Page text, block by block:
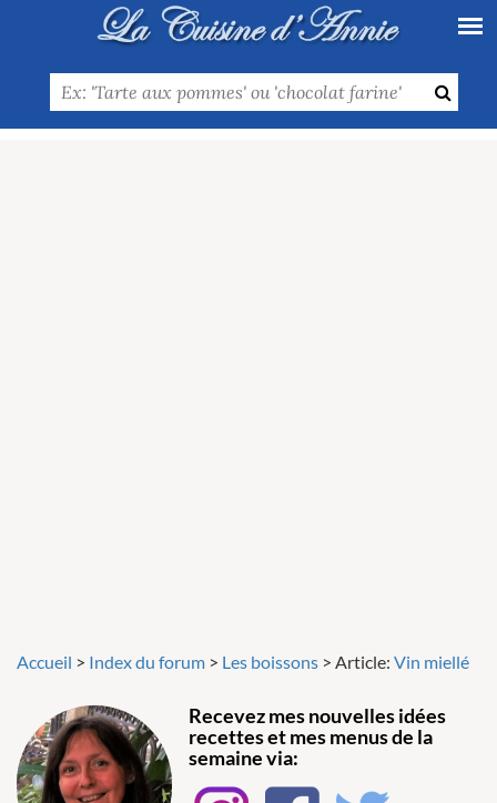
Accueil > Index du forum > Les boissons > Article: Vin miellé
Recevez mes nouvelles idées
recettes et mes menus de la
semaine via: